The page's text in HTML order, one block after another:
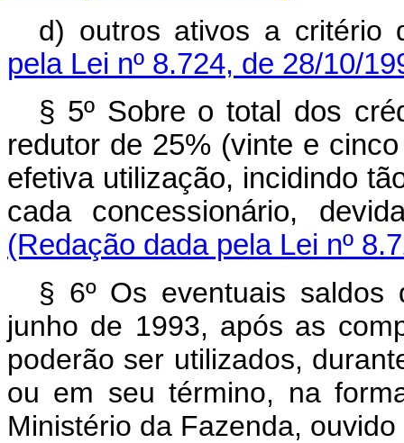
d) outros ativos a critério
pela Lei nº 8.724, de 28/10/
§ 5º Sobre o total dos
redutor de 25% (vinte e
efetiva utilização, incidindo
cada concessionário,
(Redação dada pela Lei nº
§ 6º Os eventuais saldos
junho de 1993, após as
poderão ser utilizados,
ou em seu término, na
Ministério da Fazenda,